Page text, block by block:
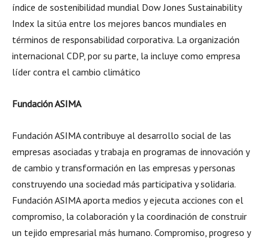
índice de sostenibilidad mundial Dow Jones Sustainability
Index la sitúa entre los mejores bancos mundiales en
términos de responsabili­dad corporativa. La organización
internacional CDP, por su parte, la incluye como empresa
líder contra el cambio climático
Fundación ASIMA
Fundación ASIMA contribuye al desarrollo social de las
empresas asociadas y trabaja en programas de innovación y
de cambio y transformación en las empresas y personas
construyendo una sociedad más participativa y solidaria.
Fundación ASIMA aporta medios y ejecuta acciones con el
compromiso, la colaboración y la coordinación de construir
un tejido empresarial más humano. Compromiso, progreso y